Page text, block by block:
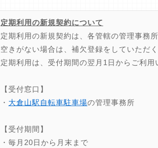
定期利用の新規契約について
定期利用の新規契約は、各管轄の管理事務
空きがない場合は、補欠登録をしていただ
定期利用は、受付期間の翌月1日からご利用
【受付窓口】
・ 大倉山駅自転車駐車場の管理事務所
【受付期間】
・毎月20日から月末まで